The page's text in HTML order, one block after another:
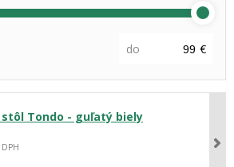
do €
Tondo - guľatý biely
DPH